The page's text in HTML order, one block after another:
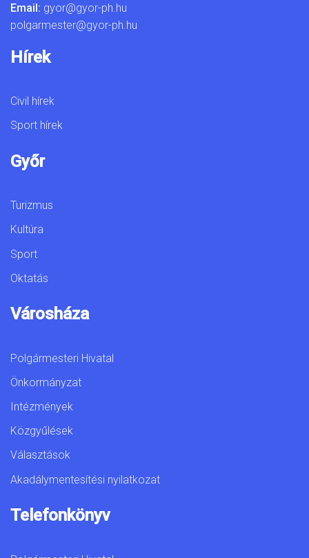
Email: gyor@gyor-ph.hu
polgarmester@gyor-ph.hu
Hírek
Civil hírek
Sport hírek
Győr
Turizmus
Kultúra
Sport
Oktatás
Városháza
Polgármesteri Hivatal
Önkormányzat
Intézmények
Közgyűlések
Választások
Akadálymentesítési nyilatkozat
Telefonkönyv